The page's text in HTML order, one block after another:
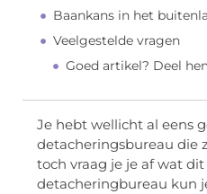
Baankans in het
Veelgestelde vragen
Goed artikel? Deel
Je hebt wellicht al eens
detacheringsbureau die
toch vraag je je af wat
detacheringbureau kun